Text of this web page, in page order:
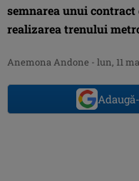
semnarea unui contract
realizarea trenului
Anemona Andone - lun, 11